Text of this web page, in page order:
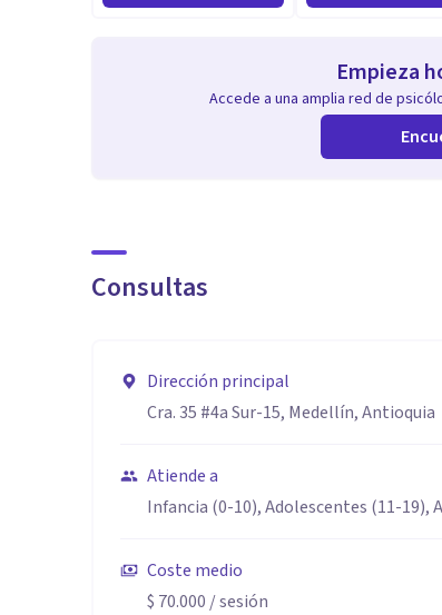
Empieza
Accede a una amplia red de
Consultas
Dirección principal
Cra. 35 #4a Sur-15, Medellín, Antioquia
Atiende a
Infancia (0-10), Adolescentes (11-19),
Coste medio
$ 70.000 / sesión